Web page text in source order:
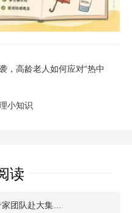
，高龄老人如何应对“热中
小知识
读
家团队赴大集…